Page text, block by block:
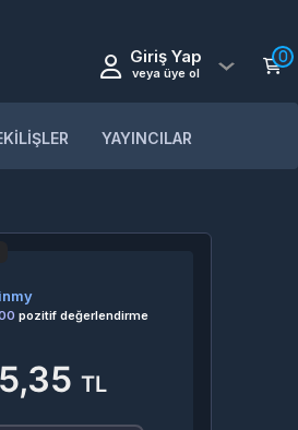
Giriş Yap
veya üye ol
0
YAYINCILAR
pozitif değerlendirme
TL